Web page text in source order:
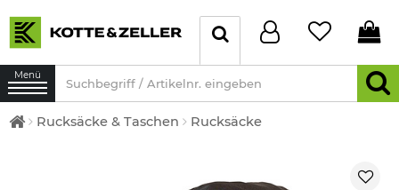
Menü
Rucksäcke & Taschen Rucksäcke